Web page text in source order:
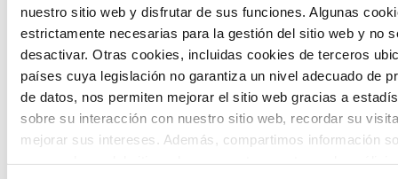
nuestro sitio web y disfrutar de sus funciones. Algunas
estrictamente necesarias para la gestión del sitio web y no
desactivar. Otras cookies, incluidas cookies de terceros
países cuya legislación no garantiza un nivel adecuado de
de datos, nos permiten mejorar el sitio web gracias a
sobre su interacción con nuestro sitio web, recordar su
mejorar sus intereses. Además, compartimos información
The Future Game es un laboratorio de
participación juvenil que recoge las
cosmovisiones de las nuevas generaciones
en las temáticas que más les preocupan
hacia el futuro a través de una experiencia